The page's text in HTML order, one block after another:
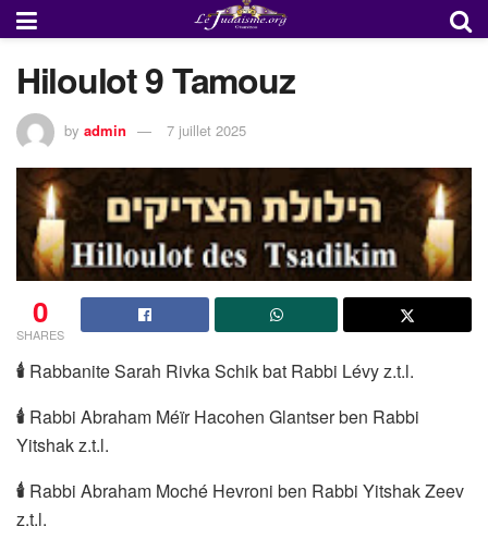
Hiloulot 9 Tamouz
by admin 7 juillet 2025
0
SHARES
🕯 Rabbanite Sarah Rivka Schik bat Rabbi Lévy z.t.l.
🕯 Rabbi Abraham Méïr Hacohen Glantser ben Rabbi
Yitshak z.t.l.
🕯 Rabbi Abraham Moché Hevroni ben Rabbi Yitshak Zeev
z.t.l.